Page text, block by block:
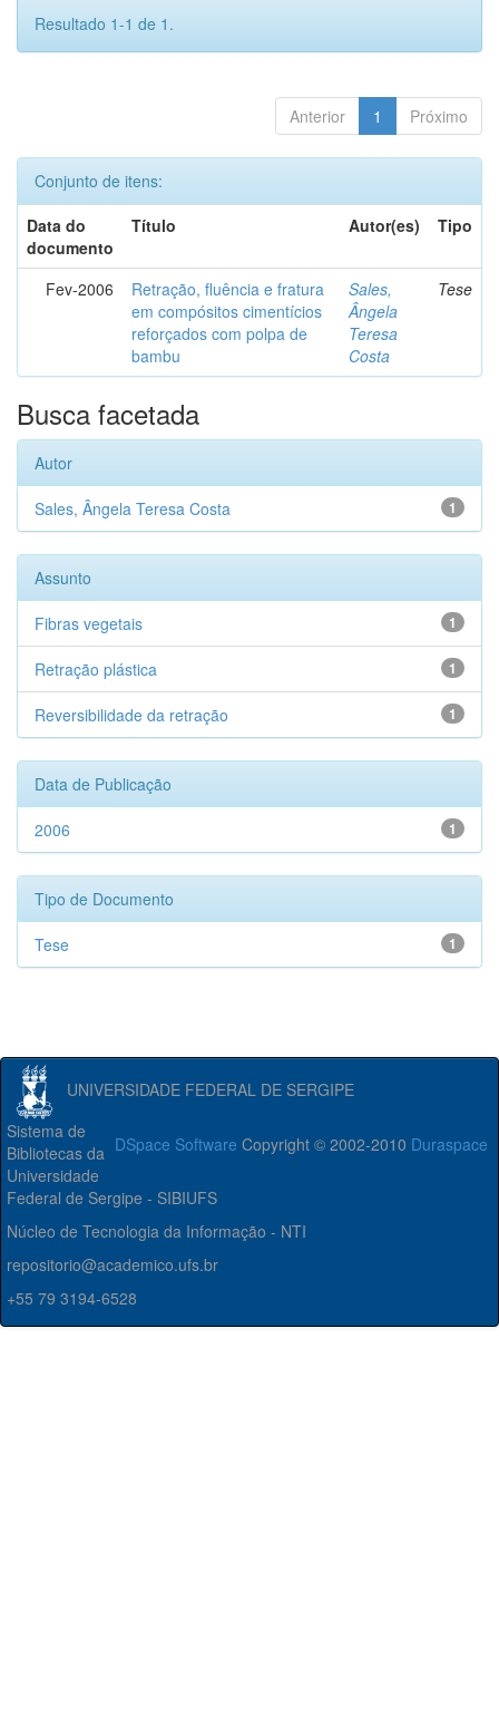
Resultado 1-1 de 1.
Anterior 1 Próximo
Conjunto de itens:
Data do
documento
Título Autor(es) Tipo
Fev-2006
Retração, fluência e fratura
em compósitos cimentícios
reforçados com polpa de
bambu
Sales,
Ângela
Teresa
Costa
Tese
Busca facetada
Autor
1
Sales, Ângela Teresa Costa
Assunto
1
Fibras vegetais
1
Retração plástica
1
Reversibilidade da retração
Data de Publicação
1
2006
Tipo de Documento
1
Tese
UNIVERSIDADE FEDERAL DE SERGIPE
DSpace Software Copyright © 2002-2010 Duraspace
Sistema de
Bibliotecas da
Universidade
Federal de Sergipe - SIBIUFS
Núcleo de Tecnologia da Informação - NTI
repositorio@academico.ufs.br
+55 79 3194-6528